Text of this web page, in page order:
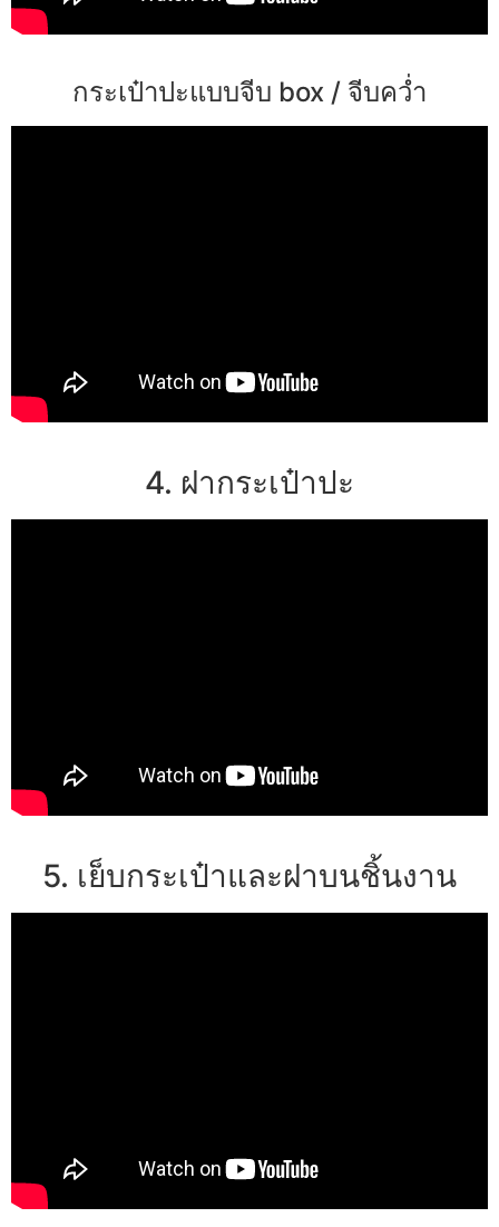
กระเป๋าปะแบบจีบ box / จีบคว่ำ
4. ฝากระเป๋าปะ
5. เย็บกระเป๋าและฝาบนชิ้นงาน